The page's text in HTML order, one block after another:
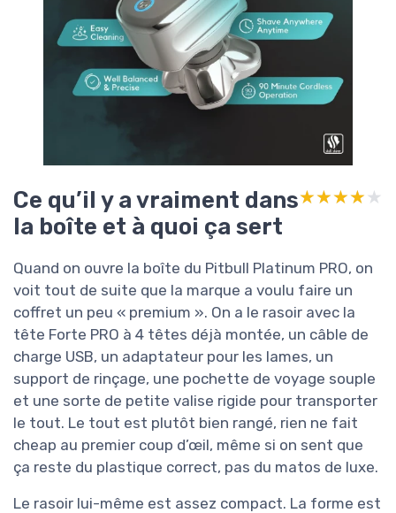
Ce qu’il y a vraiment dans
la boîte et à quoi ça sert
★★★★★
★★★★★
Quand on ouvre la boîte du Pitbull Platinum PRO, on
voit tout de suite que la marque a voulu faire un
coffret un peu « premium ». On a le rasoir avec la
tête Forte PRO à 4 têtes déjà montée, un câble de
charge USB, un adaptateur pour les lames, un
support de rinçage, une pochette de voyage souple
et une sorte de petite valise rigide pour transporter
le tout. Le tout est plutôt bien rangé, rien ne fait
cheap au premier coup d’œil, même si on sent que
ça reste du plastique correct, pas du matos de luxe.
Le rasoir lui-même est assez compact. La forme est